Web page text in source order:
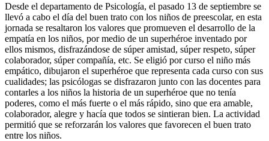
Desde el departamento de Psicología, el pasado 13 de septiembre se
llevó a cabo el día del buen trato con los niños de preescolar, en esta
jornada se resaltaron los valores que promueven el desarrollo de la
empatía en los niños, por medio de un superhéroe inventado por
ellos mismos, disfrazándose de súper amistad, súper respeto, súper
colaborador, súper compañía, etc. Se eligió por curso el niño más
empático, dibujaron el superhéroe que representa cada curso con sus
cualidades; las psicólogas se disfrazaron junto con las docentes para
contarles a los niños la historia de un superhéroe que no tenía
poderes, como el más fuerte o el más rápido, sino que era amable,
colaborador, alegre y hacía que todos se sintieran bien. La actividad
permitió que se reforzarán los valores que favorecen el buen trato
entre los niños.